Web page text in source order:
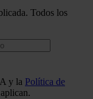
Todos los
y la Política de